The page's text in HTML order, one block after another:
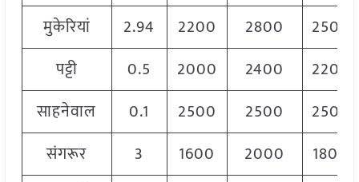
मुकेरियां
2.94 2200 2800
2500
पट्टी
0.5 2000 2400
2200
साहनेवाल
0.1 2500 2500
2500
संगरूर
3 1600 2000
1800